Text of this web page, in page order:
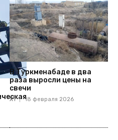
В Туркменабаде в два
раза выросли цены на
свечи
ХТ 18 февраля 2026